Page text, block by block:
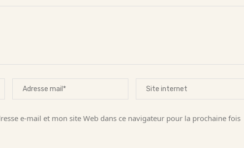
e-mail et mon site Web dans ce navigateur pour la prochaine fois